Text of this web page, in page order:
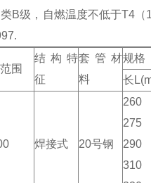
B级，自燃温度不低于T4
围
结构特
征
套管材
料
规格
长
焊接式 20号钢
260
275
290
310